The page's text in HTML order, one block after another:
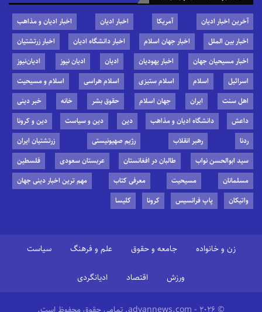
آخرین اخبار ادیان آمریکا اخبار ادیان
اخبار ادیان و مذاهب
اخبار بین الملل
اخبار جهان اسلام اخبار دانشگاه ادیان
اخبار زرتشتیان
اخبار مسیحیان جهان
اخبار یهودیان ادیان ادیان نیوز
ادیان‌نیوز
اسرائیل
اسلام اسلام ستیزی اسلام هراسی
اسلام و مسیحیت
اهل سنت
ایران جهان اسلام حقوق بشر خانه
خبر دینی
داعش
دانشگاه ادیان و مذاهب دین دین و سیاست
دین و کرونا
ردنا
رهبر انقلاب رژیم صهیونیستی
زرتشتیان ایران
سید ابوالحسن نواب
طالبان در افغانستان عربستان سعودی
فلسطین
مسلمانان
مسیحیت معرفی کتاب
مهم ترین اخبار دینی جهان
واتیکان
پاپ فرانسیس کرونا کلیسا
زن و خانواده جامعه و حقوق علم و فرهنگ سیاست
ورزش اقتصاد ادیانگردی